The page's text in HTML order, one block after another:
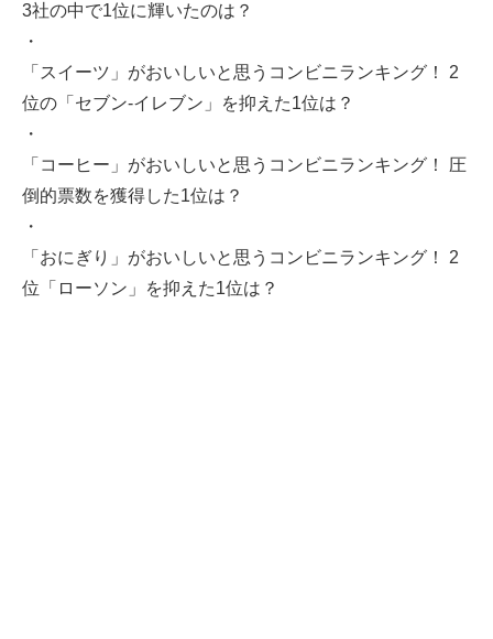
3社の中で1位に輝いたのは？
・
「スイーツ」がおいしいと思うコンビニランキング！ 2
位の「セブン-イレブン」を抑えた1位は？
・
「コーヒー」がおいしいと思うコンビニランキング！ 圧
倒的票数を獲得した1位は？
・
「おにぎり」がおいしいと思うコンビニランキング！ 2
位「ローソン」を抑えた1位は？